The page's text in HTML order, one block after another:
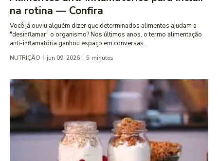
na rotina — Confira
Você já ouviu alguém dizer que determinados alimentos ajudam a
"desinflamar" o organismo? Nos últimos anos, o termo alimentação
anti-inflamatória ganhou espaço em conversas...
NUTRIÇÃO jun 09, 2026 5 minutes